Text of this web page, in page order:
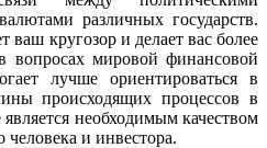
различных государств.
ваш кругозор и делает вас более
вопросах мировой финансовой
лучше ориентироваться в
происходящих процессов в
необходимым качеством
и инвестора.